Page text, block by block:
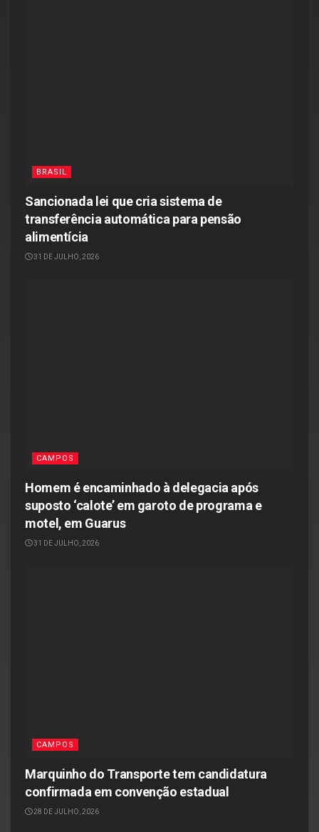
BRASIL
Sancionada lei que cria sistema de
transferência automática para pensão
alimentícia
31 DE JULHO, 2026
CAMPOS
Homem é encaminhado à delegacia após
suposto ‘calote’ em garoto de programa e
motel, em Guarus
31 DE JULHO, 2026
CAMPOS
Marquinho do Transporte tem candidatura
confirmada em convenção estadual
28 DE JULHO, 2026